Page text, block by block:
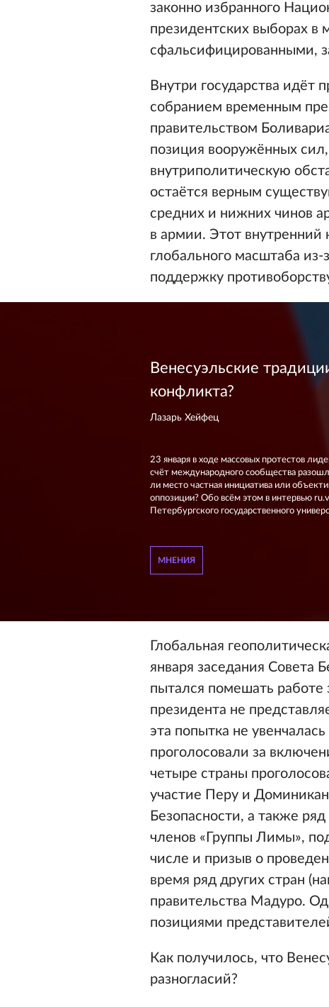
законно избранного
президентских выборах в
сфальсифицированными,
Внутри государства
собранием временным
правительством
позиция вооружённых
внутриполитическую
остаётся верным
средних и нижних чинов
в армии. Этот внутренний
глобального масштаба
поддержку
Венесуэльские
конфликта?
Лазарь Хейфец
23 января в ходе массовых протестов
счёт международного сообщества
ли место частная инициатива или
оппозиции? Обо всём этом в интервью
Петербургского государственного
МНЕНИЯ
Глобальная
января заседания Совета
пытался помешать работе
президента не
эта попытка не
проголосовали за
четыре страны
участие Перу и
Безопасности, а также
членов «Группы Лимы»,
числе и призыв о
время ряд других стран
правительства Мадуро.
позициями
Как получилось, что
разногласий?